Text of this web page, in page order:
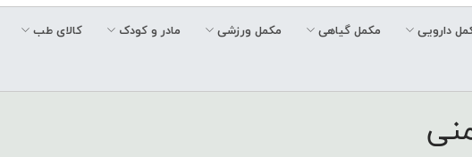
دارویی مکمل گیاهی مکمل ورزشی مادر و کودک کالای طب